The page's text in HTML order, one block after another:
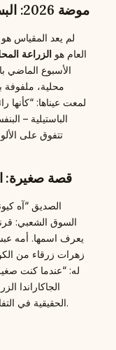
موضة 2026: البساطة، المحلية، والدفء العاطفي
لم يعد المقياس هو
العام هو الزراعة
الأسبوع الماضي
محلية، ملفوفة
لمعت عيناها: “كأنها
الباستيلية –
تتفوق على
قصة صغيرة:
الصديق “آه
السوق الشعبي:
يعرف اسمها. أمه
زهرات زرقاء من
له: “عندما كنت
الجاكاراندا
الحقيقية في التفاصيل الصغيرة التي تعبر عن ذاكرة مشتركة.